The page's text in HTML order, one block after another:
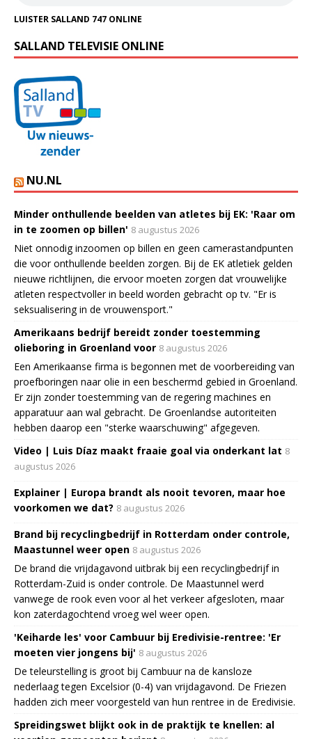
LUISTER SALLAND 747 ONLINE
SALLAND TELEVISIE ONLINE
NU.NL
Minder onthullende beelden van atletes bij EK: 'Raar om
in te zoomen op billen' 8 augustus 2026
Niet onnodig inzoomen op billen en geen camerastandpunten
die voor onthullende beelden zorgen. Bij de EK atletiek gelden
nieuwe richtlijnen, die ervoor moeten zorgen dat vrouwelijke
atleten respectvoller in beeld worden gebracht op tv. "Er is
seksualisering in de vrouwensport."
Amerikaans bedrijf bereidt zonder toestemming
olieboring in Groenland voor 8 augustus 2026
Een Amerikaanse firma is begonnen met de voorbereiding van
proefboringen naar olie in een beschermd gebied in Groenland.
Er zijn zonder toestemming van de regering machines en
apparatuur aan wal gebracht. De Groenlandse autoriteiten
hebben daarop een "sterke waarschuwing" afgegeven.
Video | Luis Díaz maakt fraaie goal via onderkant lat 8
augustus 2026
Explainer | Europa brandt als nooit tevoren, maar hoe
voorkomen we dat? 8 augustus 2026
Brand bij recyclingbedrijf in Rotterdam onder controle,
Maastunnel weer open 8 augustus 2026
De brand die vrijdagavond uitbrak bij een recyclingbedrijf in
Rotterdam-Zuid is onder controle. De Maastunnel werd
vanwege de rook even voor al het verkeer afgesloten, maar
kon zaterdagochtend vroeg wel weer open.
'Keiharde les' voor Cambuur bij Eredivisie-rentree: 'Er
moeten vier jongens bij' 8 augustus 2026
De teleurstelling is groot bij Cambuur na de kansloze
nederlaag tegen Excelsior (0-4) van vrijdagavond. De Friezen
hadden zich meer voorgesteld van hun rentree in de Eredivisie.
Spreidingswet blijkt ook in de praktijk te knellen: al